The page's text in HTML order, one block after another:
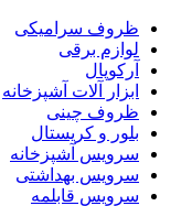
ظروف سرامیکی
لوازم برقی
آرکوپال
ابزار آلات آشپزخانه
ظروف چینی
بلور و کریستال
سرویس آشپزخانه
سرویس بهداشتی
سرویس قابلمه